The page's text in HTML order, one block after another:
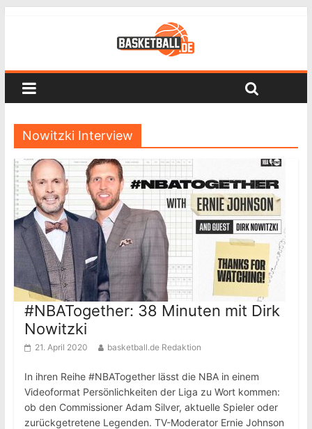
Nowitzki Interview
#NBATogether: 38 Minuten mit Dirk
Nowitzki
21. April 2020 basketball.de Redaktion
In ihren Reihe #NBATogether lässt die NBA in einem
Videoformat Persönlichkeiten der Liga zu Wort kommen:
ob den Commissioner Adam Silver, aktuelle Spieler oder
zurückgetretene Legenden. TV-Moderator Ernie Johnson